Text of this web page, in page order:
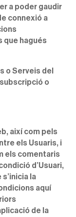
a poder gaudir
connexió a
que hagués
o Serveis del
o
així com pels
els Usuaris, i
els comentaris
d’Usuari,
la
aquí
de la